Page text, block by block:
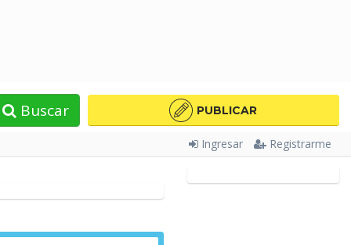
Buscar PUBLICAR
Ingresar Registrarme